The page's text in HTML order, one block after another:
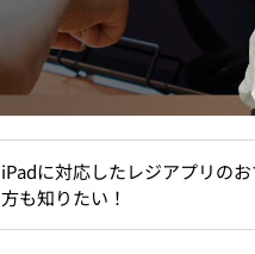
iPadに対応したレジアプリの
方も知りたい！